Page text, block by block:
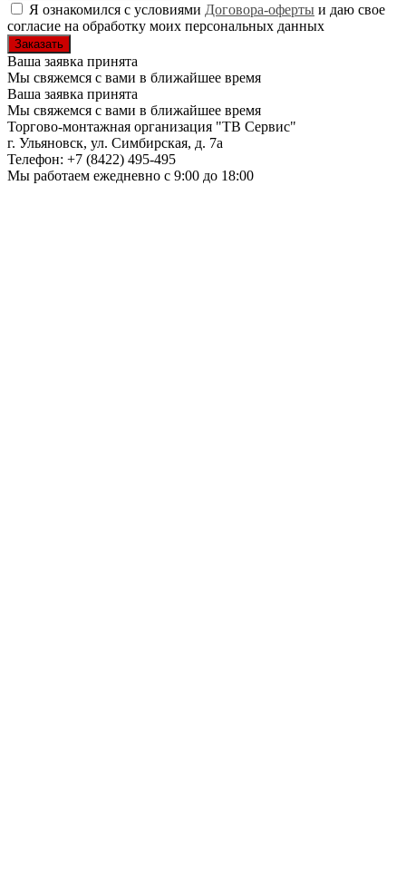
Я ознакомился с условиями Договора-оферты и даю свое
согласие на обработку моих персональных данных
Ваша заявка принята
Мы свяжемся с вами в ближайшее время
Ваша заявка принята
Мы свяжемся с вами в ближайшее время
Торгово-монтажная организация "ТВ Сервис"
г. Ульяновск, ул. Симбирская, д. 7а
Телефон: +7 (8422) 495-495
Мы работаем ежедневно с 9:00 до 18:00